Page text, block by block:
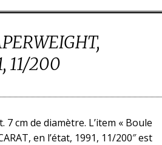
11/200
cm de diamètre. L’item « Boule
en l’état, 1991, 11/200″ est